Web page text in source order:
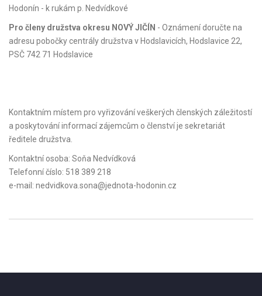
Hodonín - k rukám p. Nedvídkové
Pro členy družstva okresu NOVÝ JIČÍN - Oznámení doručte na
adresu pobočky centrály družstva v Hodslavicích, Hodslavice 22,
PSČ 742 71 Hodslavice
Kontaktním místem pro vyřizování veškerých členských záležitostí
a poskytování informací zájemcům o členství je sekretariát
ředitele družstva.
Kontaktní osoba: Soňa Nedvídková
Telefonní číslo: 518 389 218
e-mail: nedvidkova.sona@jednota-hodonin.cz